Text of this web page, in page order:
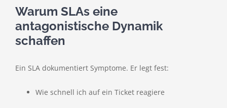
Warum SLAs eine
antagonistische Dynamik
schaffen
Ein SLA dokumentiert Symptome. Er legt fest:
Wie schnell ich auf ein Ticket reagiere